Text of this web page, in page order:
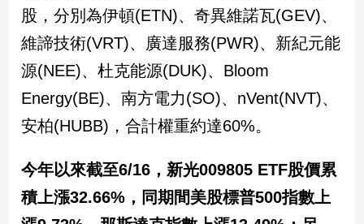
股，分別為伊頓(ETN)、奇異維諾瓦(GEV)、
維諦技術(VRT)、廣達服務(PWR)、新紀元能
源(NEE)、杜克能源(DUK)、Bloom
Energy(BE)、南方電力(SO)、nVent(NVT)、
安柏(HUBB)，合計權重約達60%。
今年以來截至6/16，新光009805 ETF股價累
積上漲32.66%，同期間美股標普500指數上